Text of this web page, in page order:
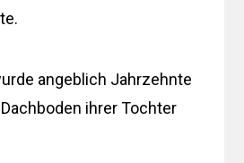
angeblich Jahrzehnte
ihrer Tochter